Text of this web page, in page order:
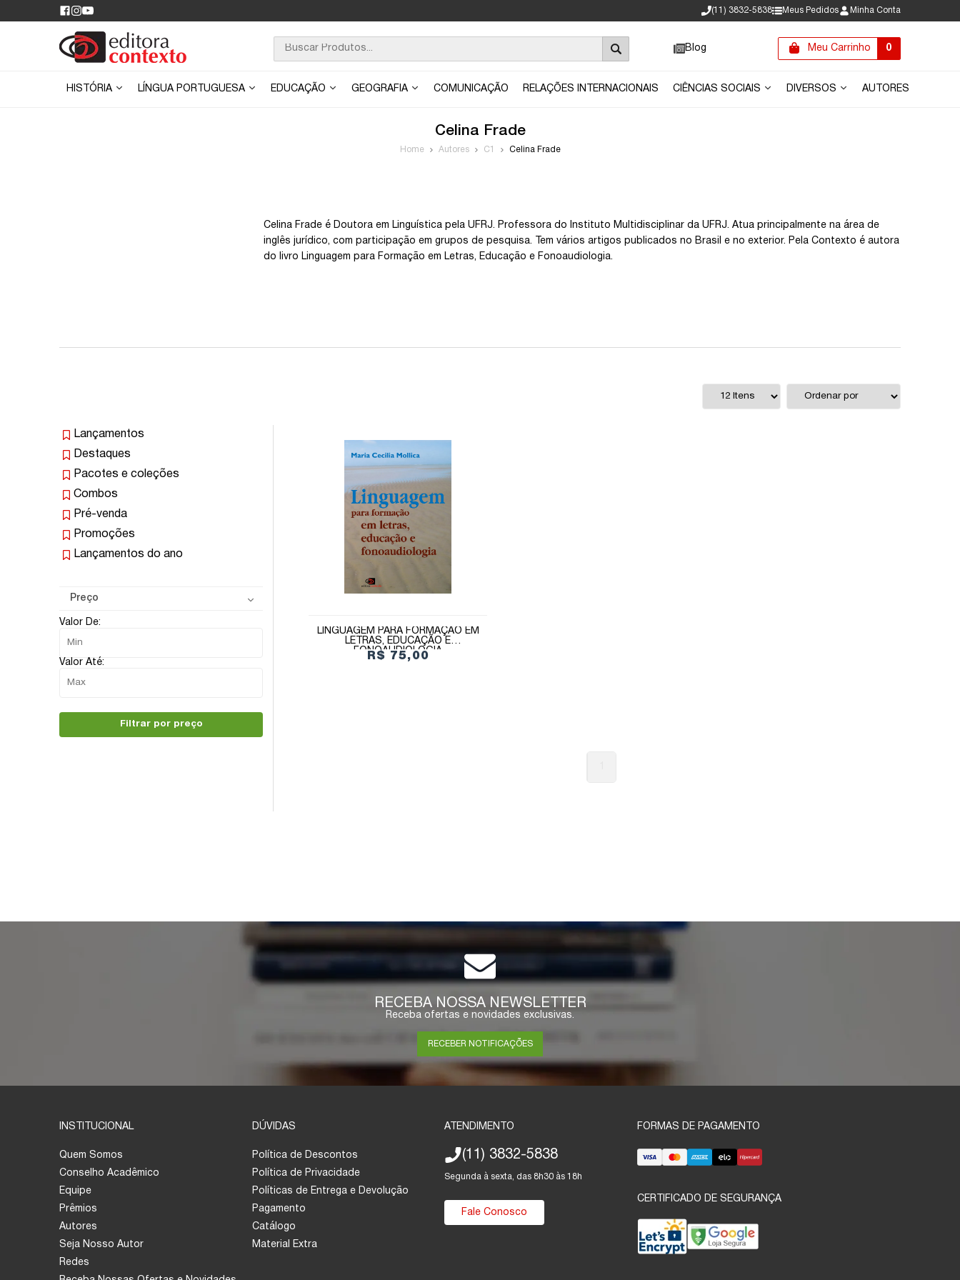
(11) 3832-5838 Meus Pedidos Minha Conta
Blog Meu Carrinho 0
HISTÓRIA LÍNGUA PORTUGUESA EDUCAÇÃO GEOGRAFIA COMUNICAÇÃO RELAÇÕES INTERNACIONAIS CIÊNCIAS SOCIAIS DIVERSOS AUTORES
Celina Frade
Home Autores C1 Celina Frade
Celina Frade é Doutora em Linguística pela UFRJ. Professora do Instituto Multidisciplinar da UFRJ. Atua principalmente na área de
inglês jurídico, com participação em grupos de pesquisa. Tem vários artigos publicados no Brasil e no exterior. Pela Contexto é autora
do livro Linguagem para Formação em Letras, Educação e Fonoaudiologia.
Lançamentos
Destaques
Pacotes e coleções
Combos
Pré-venda
Promoções
Lançamentos do ano
Preço
Valor De:
Valor Até:
Filtrar por preço
LINGUAGEM PARA FORMAÇÃO EM
LETRAS, EDUCAÇÃO E
FONOAUDIOLOGIA
R$ 75,00
RECEBA NOSSA NEWSLETTER
Receba ofertas e novidades exclusivas.
RECEBER NOTIFICAÇÕES
INSTITUCIONAL
Quem Somos
Conselho Acadêmico
Equipe
Prêmios
Autores
Seja Nosso Autor
Redes
DÚVIDAS
Política de Descontos
Política de Privacidade
Políticas de Entrega e Devolução
Pagamento
Catálogo
Material Extra
ATENDIMENTO
(11) 3832-5838
Segunda à sexta, das 8h30 às 18h
Fale Conosco
FORMAS DE PAGAMENTO
CERTIFICADO DE SEGURANÇA